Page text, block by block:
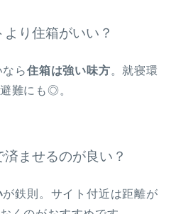
り住箱がいい？
ら住箱は強い味方。就寝環
難にも◎。
ませるのが良い？
が鉄則。サイト付近は距離が